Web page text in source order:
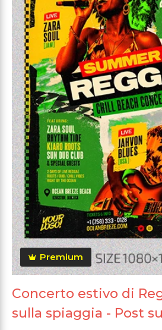
Premium
Concerto estivo di
sulla spiaggia - Post